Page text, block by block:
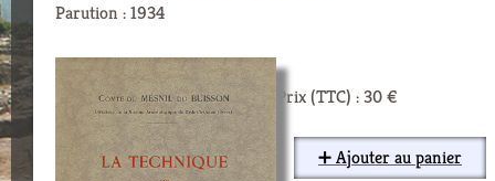
Parution : 1934
Prix (TTC) : 30 €
➕ Ajouter au panier